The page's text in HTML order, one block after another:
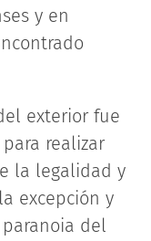
y en
exterior fue
realizar
la legalidad y
excepción y
del